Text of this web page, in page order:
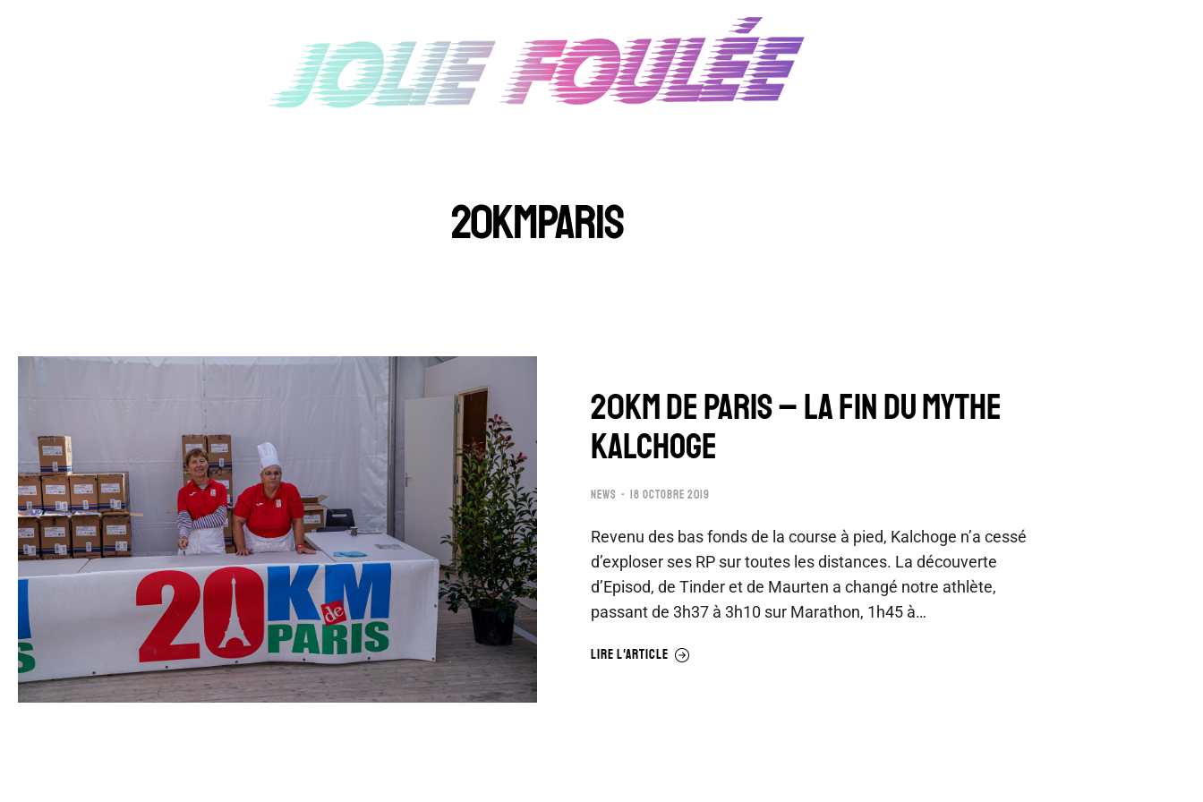
20KMPARIS
20KM DE PARIS – LA FIN DU MYTHE
KALCHOGE
NEWS 18 OCTOBRE 2019
Revenu des bas fonds de la course à pied, Kalchoge n’a cessé
d’exploser ses RP sur toutes les distances. La découverte
d’Episod, de Tinder et de Maurten a changé notre athlète,
passant de 3h37 à 3h10 sur Marathon, 1h45 à…
LIRE L'ARTICLE